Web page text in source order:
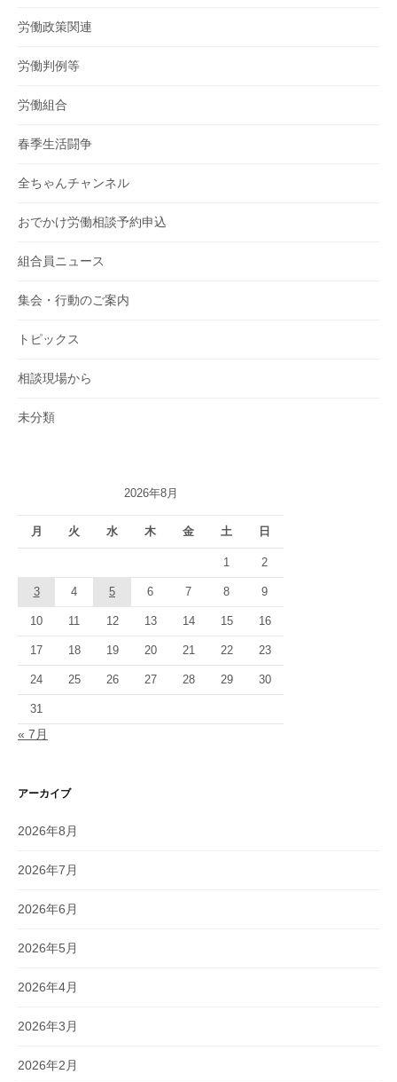
労働政策関連
労働判例等
労働組合
春季生活闘争
全ちゃんチャンネル
おでかけ労働相談予約申込
組合員ニュース
集会・行動のご案内
トピックス
相談現場から
未分類
2026年8月
月 火 水 木 金 土 日
1 2
3 4 5 6 7 8 9
10 11 12 13 14 15 16
17 18 19 20 21 22 23
24 25 26 27 28 29 30
31
« 7月
アーカイブ
2026年8月
2026年7月
2026年6月
2026年5月
2026年4月
2026年3月
2026年2月